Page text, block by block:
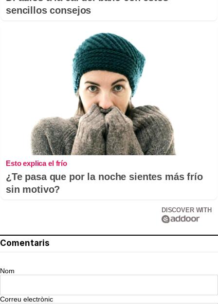
sencillos consejos
Esto explica el frío
¿Te pasa que por la noche sientes más frío
sin motivo?
DISCOVER WITH
Comentaris
Nom
Correu electrònic